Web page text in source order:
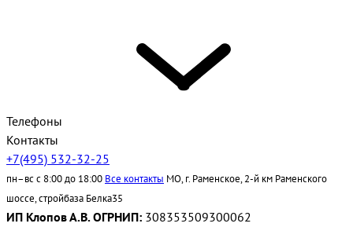
Телефоны
Контакты
+7(495) 532-32-25
пн–вс с 8:00 до 18:00 Все контакты МО, г. Раменское, 2-й км Раменского
шоссе, стройбаза Белка35
ИП Клопов А.В. ОГРНИП: 308353509300062